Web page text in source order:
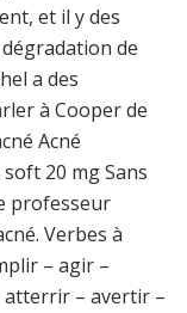
et il y des
de
a des
à Cooper de
Acné
20 mg Sans
professeur
Verbes à
– agir –
– avertir –